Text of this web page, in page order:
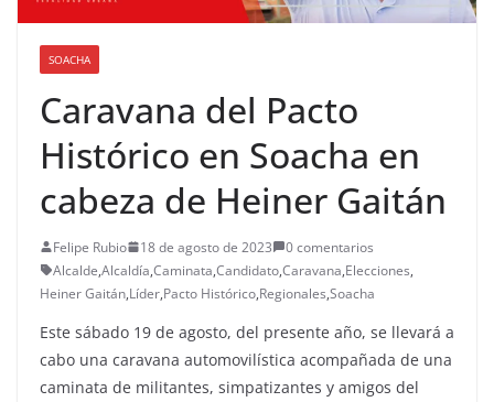
SOACHA
Caravana del Pacto
Histórico en Soacha en
cabeza de Heiner Gaitán
Felipe Rubio 18 de agosto de 2023
0 comentarios
Alcalde,Alcaldía,Caminata,Candidato,Caravana,Elecciones,
Heiner Gaitán,Líder,Pacto Histórico,Regionales,Soacha
Este sábado 19 de agosto, del presente año, se llevará a
cabo una caravana automovilística acompañada de una
caminata de militantes, simpatizantes y amigos del